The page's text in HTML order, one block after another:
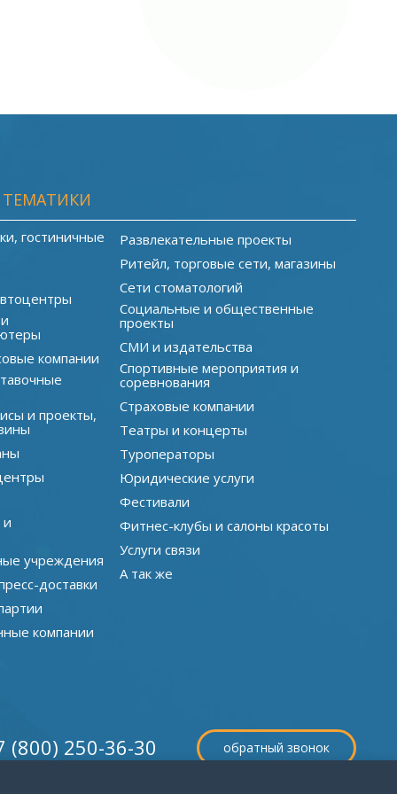
гостиничные
компании
и проекты,
учреждения
доставки
компании
Развлекательные проекты
Ритейл, торговые сети, магазины
Сети стоматологий
Социальные и общественные
проекты
СМИ и издательства
Спортивные мероприятия и
соревнования
Страховые компании
Театры и концерты
Туроператоры
Юридические услуги
Фестивали
Фитнес-клубы и салоны красоты
Услуги связи
А так же
обратный звонок
(800) 250-36-30